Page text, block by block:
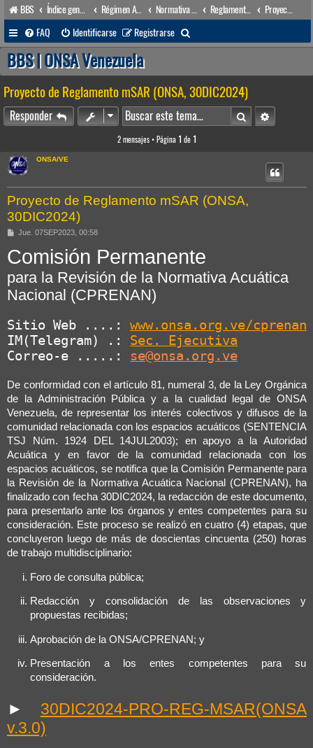
BBS Índice general Régimen Acuático venezolano Reglamentos Nacionales
FAQ
Identificarse Registrarse
u
c
a
r
BBS | ONSA Venezuela
Proyecto de Reglamento mSAR (ONSA, 30DIC2024)
Responder BuscarBúsqueda
2 mensajes • Página 1 de 1
ONSA/VE
Proyecto de Reglamento mSAR (ONSA,
30DIC2024)
M
n
s
j
Jue. 07SEP2023, 00:58
Comisión Permanente
para la Revisión de la Normativa Acuática
Nacional (CPRENAN)
Sitio Web ....: www.onsa.org.ve/cprenan
IM(Telegram) .: Sec. Ejecutiva
Correo-e .....: se@onsa.org.ve
De conformidad con el artículo 81, numeral 3, de la Ley Orgánica
de la Administración Pública y a la cualidad legal de ONSA
Venezuela, de representar los interés colectivos y difusos de la
comunidad relacionada con los espacios acuáticos (SENTENCIA
TSJ Núm. 1924 DEL 14JUL2003); en apoyo a la Autoridad
Acuática y en favor de la comunidad relacionada con los
espacios acuáticos, se notifica que la Comisión Permanente para
la Revisión de la Normativa Acuática Nacional (CPRENAN), ha
finalizado con fecha 30DIC2024, la redacción de este documento,
para presentarlo ante los órganos y entes competentes para su
consideración. Este proceso se realizó en cuatro (4) etapas, que
concluyeron luego de más de doscientas cincuenta (250) horas
de trabajo multidisciplinario:
Foro de consulta pública;
Redacción y consolidación de las observaciones y
propuestas recibidas;
Aprobación de la ONSA/CPRENAN; y
Presentación a los entes competentes para su
consideración.
► 30DIC2024-PRO-REG-MSAR(ONSA
v.3.0)